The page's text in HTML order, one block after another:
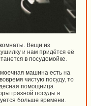
Вещи из
и нам придётся её
в посудомойке.
машина есть на
чистую посуду, то
помощница
грязной посуды в
больше времени.